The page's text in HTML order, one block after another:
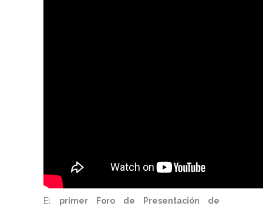
El primer Foro de Presentación de